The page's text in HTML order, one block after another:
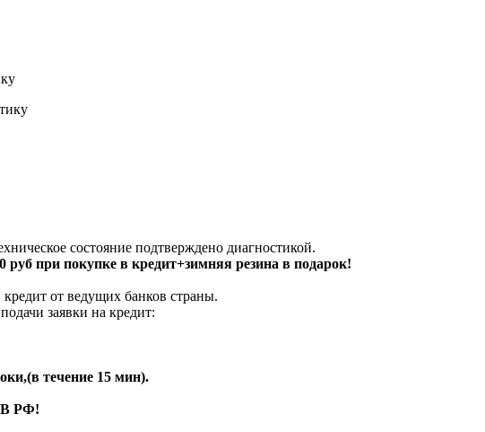
состояние подтверждено диагностикой.
руб при покупке в кредит+зимняя резина в подарок!
от ведущих банков страны.
заявки на кредит:
течение 15 мин).
РФ!